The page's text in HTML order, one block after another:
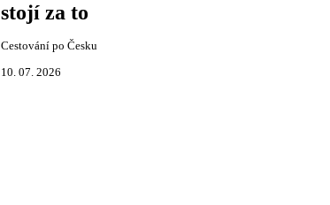
stojí za to
Cestování po Česku
10. 07. 2026